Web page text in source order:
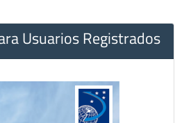
Usuarios Registrados